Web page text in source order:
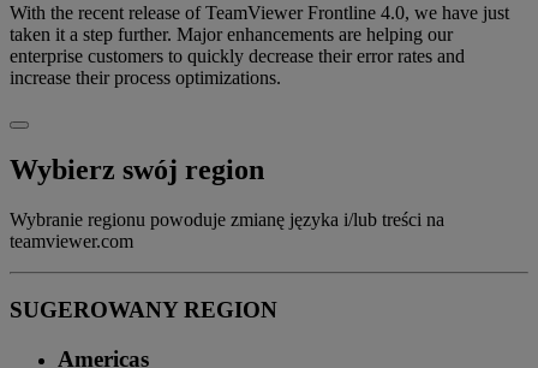
With the recent release of TeamViewer Frontline 4.0, we have just
taken it a step further. Major enhancements are helping our
enterprise customers to quickly decrease their error rates and
increase their process optimizations.
Wybierz swój region
Wybranie regionu powoduje zmianę języka i/lub treści na
teamviewer.com
SUGEROWANY REGION
Americas